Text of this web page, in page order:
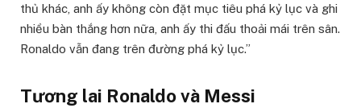
thủ khác, anh ấy không còn đặt mục tiêu phá kỷ lục và ghi
nhiều bàn thắng hơn nữa, anh ấy thi đấu thoải mái trên sân.
Ronaldo vẫn đang trên đường phá kỷ lục.”
Tương lai Ronaldo và Messi